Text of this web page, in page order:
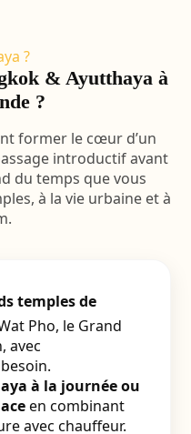
?
& Ayutthaya à
?
former le cœur d’un
introductif avant
du temps que vous
à la vie urbaine et à
temples de
Pho, le Grand
avec
à la journée ou
en combinant
avec chauffeur.